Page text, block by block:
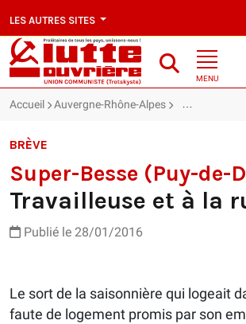
LES AUTRES SITES
MENU
Accueil Auvergne-Rhône-Alpes Super-Besse
BRÈVE
Super-Besse (Puy-de-
Travailleuse et à la
Publié le 28/01/2016
Le sort de la saisonnière qui logeait
faute de logement promis par son